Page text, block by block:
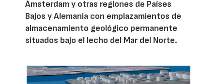
Ámsterdam y otras regiones de Países
Bajos y Alemania con emplazamientos de
almacenamiento geológico permanente
situados bajo el lecho del Mar del Norte.